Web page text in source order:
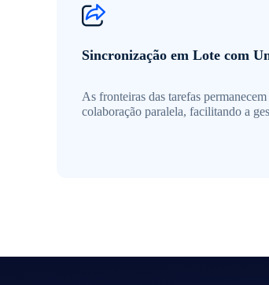
Sincronização em Lote com
As fronteiras das tarefas
colaboração paralela, facilitando a